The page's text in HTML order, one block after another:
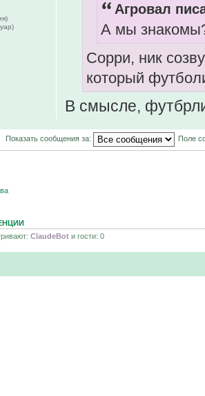
Агровал
А мы
Сорри, ник
который
В смысле,
Показать сообщения за: Поле
ClaudeBot и гости: 0